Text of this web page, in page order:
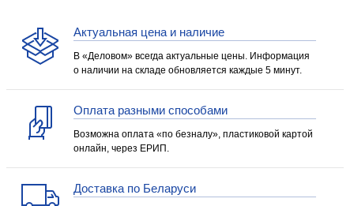
Актуальная цена и наличие
В «Деловом» всегда актуальные цены. Информация
о наличии на складе обновляется каждые 5 минут.
Оплата разными способами
Возможна оплата «по безналу», пластиковой картой
онлайн, через ЕРИП.
Доставка по Беларуси